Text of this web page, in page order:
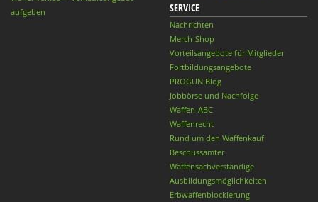
aufgeben
SERVICE
Nachrichten
Merch-Shop
Vorteilsangebote für Mitglieder
Fortbildungsangebote
PROGUN Blog
Jobbörse und Nachfolge
Waffen-ABC
Waffenrecht
Rund um den Waffenkauf
Beschussämter
Waffensachverständige
Ausbildungsmöglichkeiten
Erbwaffenblockierung